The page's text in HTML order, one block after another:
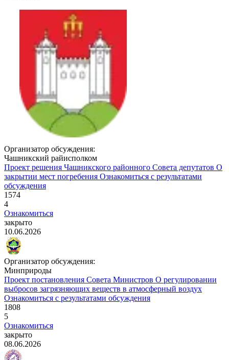
Организатор обсуждения:
Чашникский райисполком
Проект решения Чашникского районного Совета депутатов О
закрытии мест погребения Ознакомиться с результатами
обсуждения
1574
4
Ознакомиться
закрыто
10.06.2026
Организатор обсуждения:
Минприроды
Проект постановления Совета Министров О регулировании
выбросов загрязняющих веществ в атмосферный воздух
Ознакомиться с результатами обсуждения
1808
5
Ознакомиться
закрыто
08.06.2026